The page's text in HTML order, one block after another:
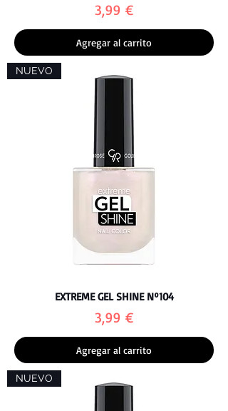
Precio
3,99 €
Agregar al carrito
NUEVO
EXTREME GEL SHINE Nº104
Precio
3,99 €
Agregar al carrito
NUEVO